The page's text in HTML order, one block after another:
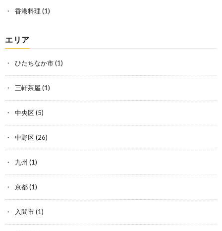
香港料理 (1)
エリア
ひたちなか市(1)
三軒茶屋 (1)
中央区(5)
中野区(26)
九州 (1)
京都(1)
入間市(1)